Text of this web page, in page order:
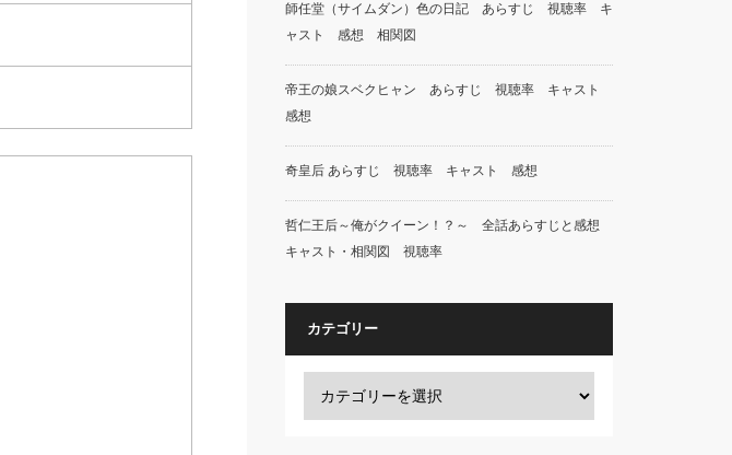
師任堂（サイムダン）色の日記 あらすじ 視聴率 キ
ャスト 感想 相関図
帝王の娘スベクヒャン あらすじ 視聴率 キャスト
感想
奇皇后 あらすじ 視聴率 キャスト 感想
哲仁王后～俺がクイーン！？～ 全話あらすじと感想
キャスト・相関図 視聴率
カテゴリー